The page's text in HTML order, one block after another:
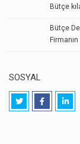
Bütçe
Bütçe
SOSYAL